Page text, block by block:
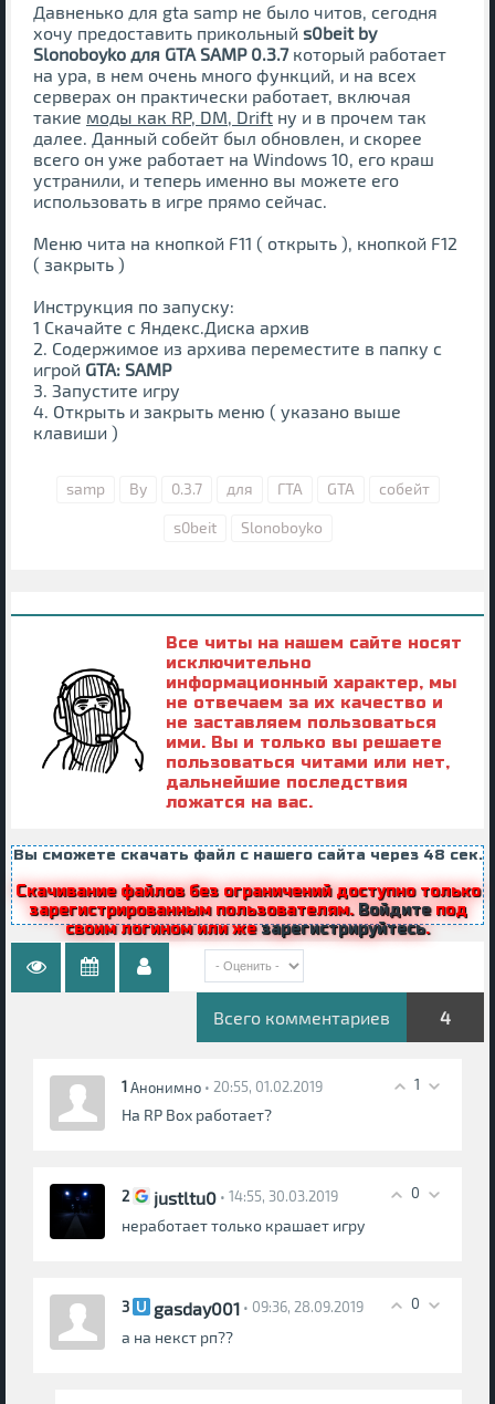
Давненько для gta samp не было читов, сегодня
хочу предоставить прикольный s0beit by
Slonoboyko для GTA SAMP 0.3.7который работает
на ура, в нем очень много функций, и на всех
серверах он практически работает, включая
такие моды как RP, DM, Drift ну и в прочем так
далее. Данный собейт был обновлен, и скорее
всего он уже работает на Windows 10, его краш
устранили, и теперь именно вы можете его
использовать в игре прямо сейчас.
Меню чита на кнопкой F11 ( открыть ), кнопкой F12
( закрыть )
Инструкция по запуску:
1 Скачайте с Яндекс.Диска архив
2. Содержимое из архива переместите в папку с
игрой GTA: SAMP
3. Запустите игру
4. Открыть и закрыть меню ( указано выше
клавиши )
samp By 0.3.7 для ГТА GTA собейт
s0beit Slonoboyko
Все читы на нашем сайте носят
исключительно
информационный характер, мы
не отвечаем за их качество и
не заставляем пользоваться
ими. Вы и только вы решаете
пользоваться читами или нет,
дальнейшие последствия
ложатся на вас.
Вы сможете скачать файл с нашего сайта через 47сек.
Скачивание файлов без ограничений доступно только
зарегистрированным пользователям. Войдитепод
своим логином или жезарегистрируйтесь.
Всего комментариев 4
1
1Анонимно • 20:55, 01.02.2019
На RP Box работает?
0
2 justltu0 • 14:55, 30.03.2019
неработает только крашает игру
0
3 gasday001 • 09:36, 28.09.2019
а на некст рп??